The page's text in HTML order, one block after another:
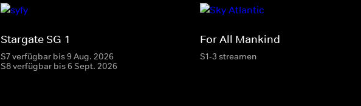
Stargate SG-1
S7 verfügbar bis 9 Aug. 2026
S8 verfügbar bis 6 Sept. 2026
For All Mankind
S1-3 streamen